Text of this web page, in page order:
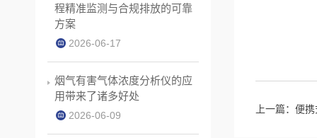
上一篇： 便携
程精准监测与合规排放的可靠
方案
2026-06-17
烟气有害气体浓度分析仪的应
用带来了诸多好处
2026-06-09